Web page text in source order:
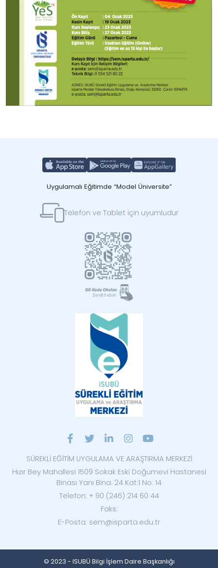
Uygulamalı Eğitimde “Model Üniversite”
Telefon ve Tablet için uyumludur
SÜREKLİ EĞİTİM UYGULAMA VE ARAŞTIRMA MERKEZİ
Hızır Bey Mahallesi 1509 Sokak Eski Doğumevi Hastanesi
Binası Yanı Bina: 24 Kat:1 No: 14
Telefon: + 90 (246) 214 60 44
Faks:
E-Posta: sem@isparta.edu.tr
© 2023 - ISUBÜ Bilgi İşlem Daire Başkanlığı